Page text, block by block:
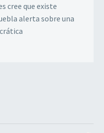
cree que existe
alerta sobre una